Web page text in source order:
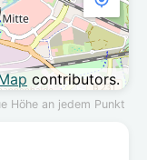
contributors.
Höhe an jedem Punkt